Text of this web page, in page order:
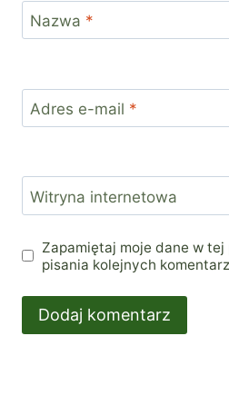
Nazwa *
Adres e-mail *
Witryna internetowa
Zapamiętaj moje dane w
pisania kolejnych